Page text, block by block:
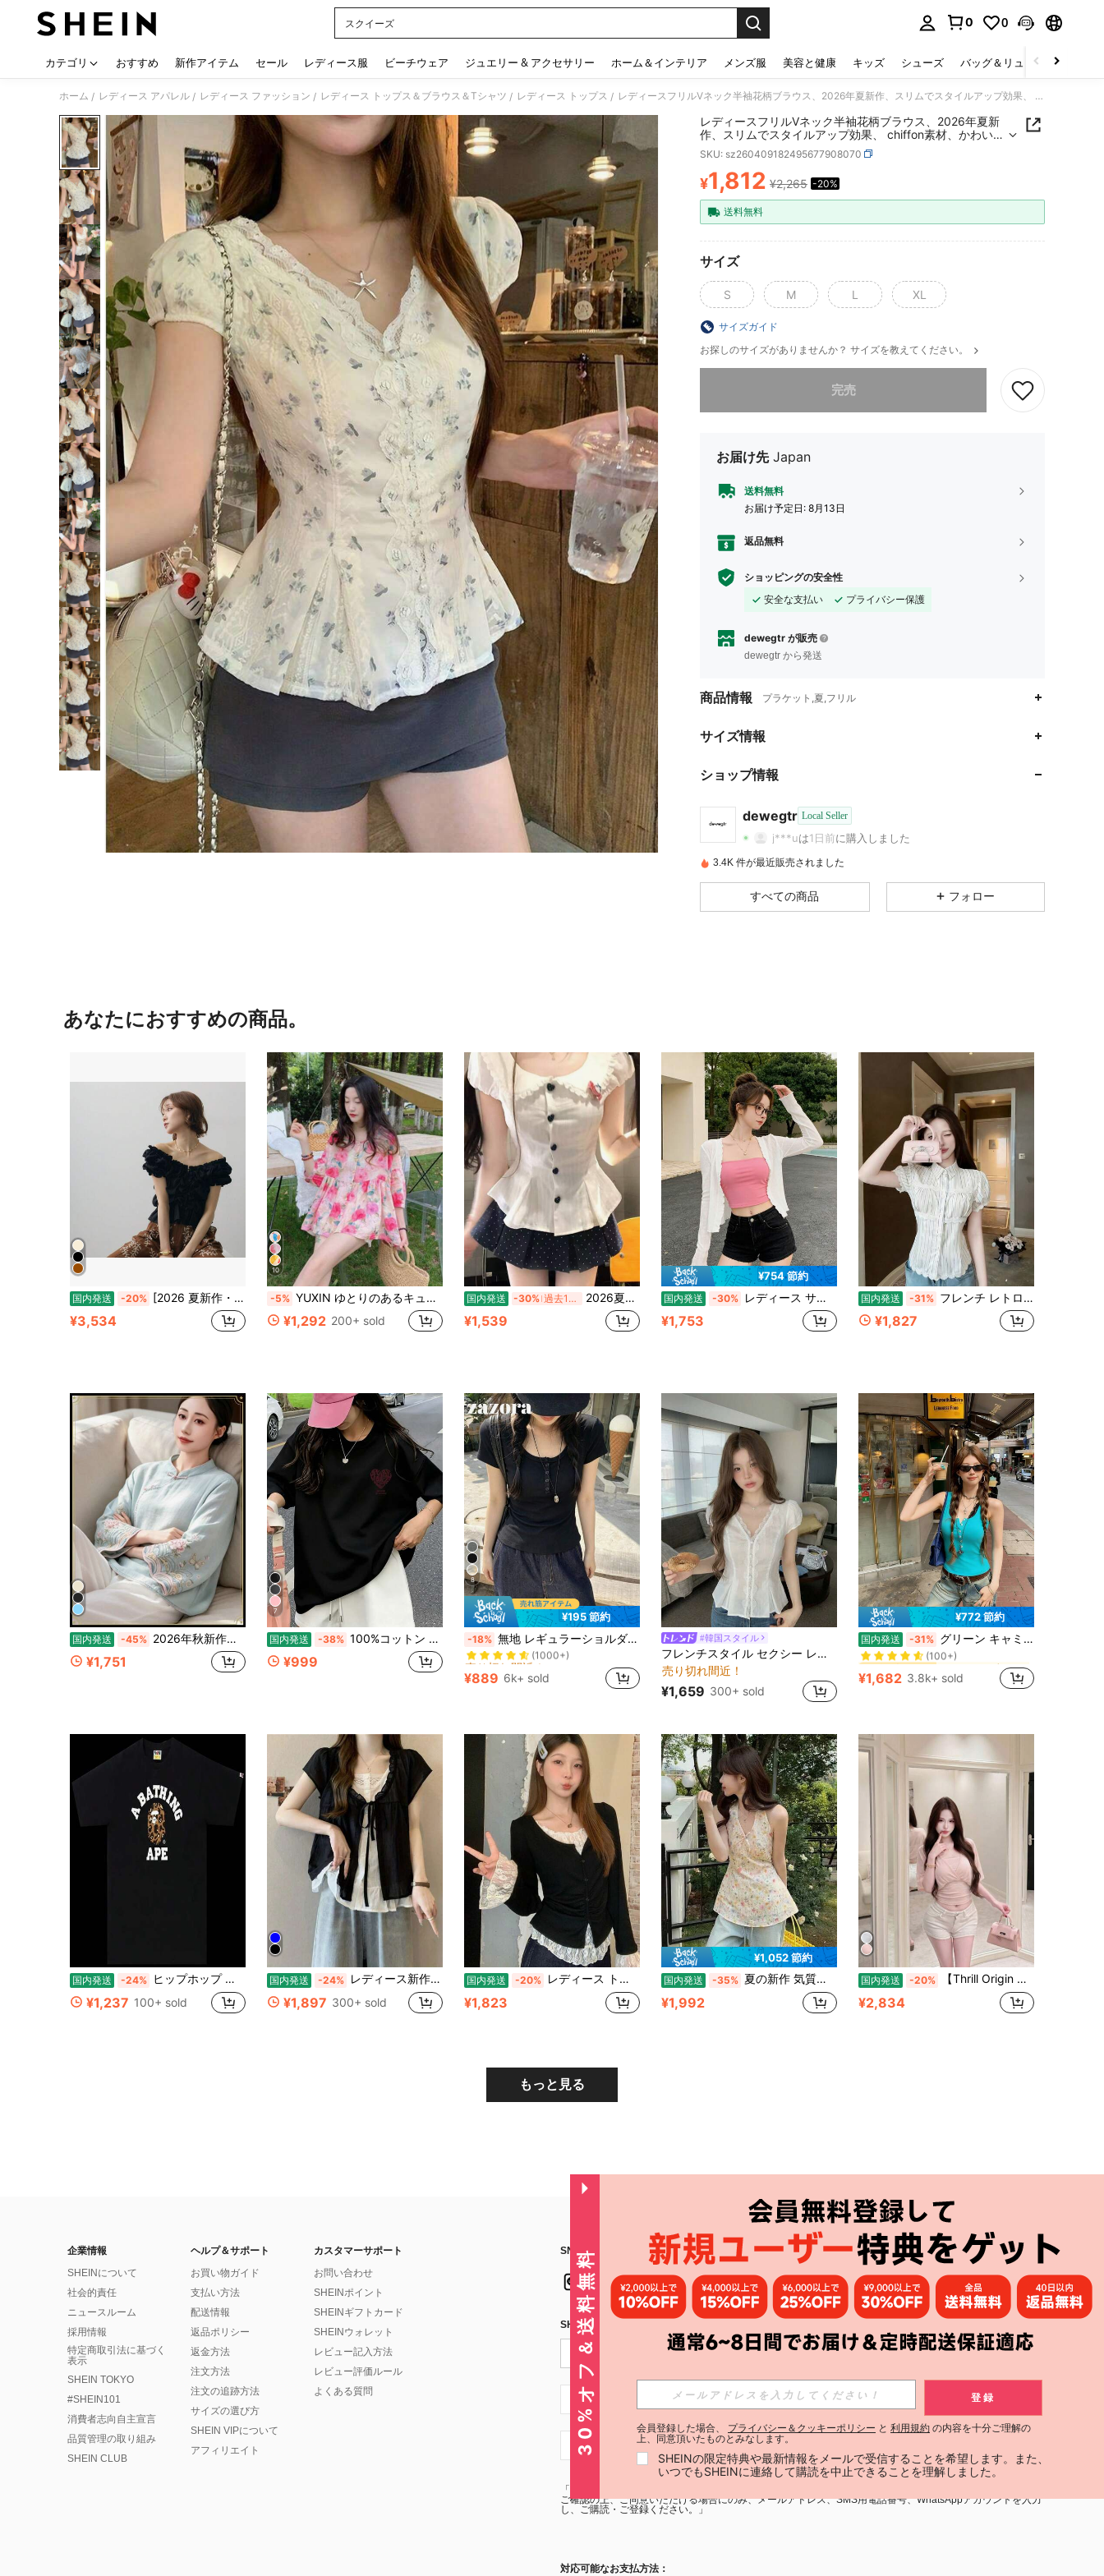
スクイーズ
0 0
カテゴリ おすすめ 新作アイテム セール レディース服 ビーチウェア ジュエリー & アクセサリー ホーム＆インテリア メンズ服 美容と健康 キッズ シューズ バッグ＆リュック
ホーム / レディース アパレル / レディース ファッション / レディース トップス＆ブラウス＆Tシャツ / レディース トップス / レディースフリルVネック半袖花柄ブラウス、2026年夏新作、スリムでスタイルアップ効果、 chiffon素材、かわいい、無地トップス
レディースフリルVネック半袖花柄ブラウス、2026年夏新
作、スリムでスタイルアップ効果、 chiffon素材、かわい
い、無地トップス
SKU: sz260409182495677908070
PRICE AND AVAILABILITY
¥1,812 ¥2,265 -20%
送料無料
サイズ
S M L XL
サイズガイド
お探しのサイズがありませんか？ サイズを教えてください。
完売
申し訳ありませんが、この商品は完売しました。
お届け先 Japan
送料無料
お届け予定日: 8月13日
返品無料
ショッピングの安全性
安全な支払い
プライバシー保護
dewegtr が販売
dewegtr から発送
商品情報 プラケット,夏,フリル
サイズ情報
ショップ情報
dewegtr Local Seller
231
j***uは1日前に購入しました
4.57 231
4.57 231
4.57 231
3.4K 件が最近販売されました
すべての商品 フォロー
あなたにおすすめの商品。
国内発送 -20% [2026 夏新作・リバーシブル 2 ウェイトップス]フリル V ネックパフスリーブレースブラウス 前後着回し可能レディースショート丈トップス 柔らか通気生地着心地快適カジュアル 上品セクシートレンディ清楚甘辛雰囲気お出かけブラウ
¥3,534
10
-5% YUXIN ゆとりのあるキュートな3/4袖ラウンドネックブラウス、ファッショナブルなコウモリ袖小花柄シャツ、夏春向け
¥1,292 200+ sold
国内発送 -30% 過去12時間 2026夏新作・甘めキュートスタイル ピーターパンカラーレースフリルハートボタン スリムフィットブラウス ウエストシェイプ着痩せ効果抜群 肌触り柔らかく通気性抜群着心地快適 デイリーカジュアルコーデに大活躍 おしゃれ万能
¥1,539
¥754 節約
国内発送 -30% レディース サマーカーディガン 白 長袖 UVカット ショート丈 シアーカーディガン 接触冷感 着痩せ フェミニン 韓国ファッション 夏 羽織り
¥1,753
国内発送 -31% フレンチ レトロ 純欲風 縦ストライプ レース切り替え 半袖トップス、甘くて可愛い、ウエスト引き締め＆スリム見え、パフスリーブ、上品、折り返し襟、ブラウス、デイリー、デート、春夏向け
¥1,827
国内発送 -45% 2026年秋新作：レディーストップス、新中国風、小さなスタンドカラー、中国結びボタン、ゆったりとしたフィット感、花柄刺繍、芸術的、レトロ、禅風、リゾートスタイル、春秋に最適
¥1,751
7
国内発送 -38% 100%コットン レディース半袖 夏服y2kスタイルトップ レディースカジュアルプリントTシャツ 春夏新作 ゆったり快適 韓国風トップス ス キャラクター tシャツ 国内発送
¥999
8
¥195 節約
-18% 無地 レギュラーショルダー 半袖Tシャツ レディース ラウンドネック スリムフィット 美シルエット 伸縮性 軽量 通気性 快適素材 夏用 万能 オールマッチ
売り切れ間近！
(1000+)
売り切れ間近！
(1000+)
売り切れ間近！
(1000+)
売り切れ間近！
¥889 6k+ sold
#韓国スタイル
フレンチスタイル セクシー レーストリミング Vネック ホロウアウトトップ、新作夏デザイン、スリムフィット、女性に似合うトップス。ホワイト
売り切れ間近！
¥1,659 300+ sold
¥772 節約
国内発送 -31% グリーン キャミトップス レディース 夏 韓国風 ノースリーブ 着痩せ タイトトップス 多巴胺カラー かわいい デートコーデ
#1 ベストセラー
に コットン 女性用トップス、ブラウス、Tシャツ
(100+)
#1 ベストセラー
(100+)
#1 ベストセラー
(100+)
#1 ベストセラー
に コットン 女性用トップス、ブラウス、Tシャツ
¥1,682 3.8k+ sold
国内発送 -24% ヒップホップ 桜柄プリント 半袖 サメ猿人Tシャツ、クルーネック カートゥーン柄 純綿トップス、ユニセックス ティーンエイジャースタイル (978)
¥1,237 100+ sold
国内発送 -24% レディース新作 フレンチヴィンテージ風レースパッチワーク 2ピース風トップス――Vネックにリボン装飾を施したゆったりとした夏用シャツ。ライトブルーとホワイトのコントラストが特徴のプレッピー風デザインで、おしゃれな着こなしが楽しめます。洗濯機で洗えるので、カジュアルからフォーマルな場面まで幅広くお使いいただけます。
¥1,897 300+ sold
国内発送 -20% レディース トップス カットソー ニット 長袖 フェイクレイヤード 重ね着風 レース切り替え シャーリング Uネック 着痩せ 細見え 骨格ウェーブ 韓国ファッション フレンチガーリー 量産型 デート 春 秋 ブラック
¥1,823
¥1,052 節約
国内発送 -35% 夏の新作 気質ウエスト絞り スリム見え 甘美 小众デザイン ハイネックVネック ノースリーブベスト レディース
¥1,992
国内発送 -20% 【Thrill Origin 専用】デザイン性配色重ね着 T シャツ バットスリーブシワウエストユニークスリムトップス
¥2,834
もっと見る
企業情報
SHEINについて
社会的責任
ニュースルーム
採用情報
特定商取引法に基づく
表示
SHEIN TOKYO
#SHEIN101
消費者志向自主宣言
品質管理の取り組み
SHEIN CLUB
ヘルプ＆サポート
お買い物ガイド
支払い方法
配送情報
返品ポリシー
返金方法
注文方法
注文の追跡方法
サイズの選び方
SHEIN VIPについて
アフィリエイト
カスタマーサポート
お問い合わせ
SHEINポイント
SHEINギフトカード
SHEINウォレット
レビュー記入方法
レビュー評価ルール
よくある質問
SNSフォローはこちら： アプリ
SHEIN STYLE NEWSを購読する
購読
JP + 81 登録する
JP + 81
「SHEIN STYLE NEWSの購読には「
ご確認の上、ご同意いただける場合にのみ、メールアドレス、SMS用電話番号、WhatsAppアカウントを入力
し、ご購読・ご登録ください。」
対応可能なお支払方法：
30%オフ＆送料無料 登録
会員登録した場合、 プライバシー＆クッキーポリシー と 利用規約 の内容を十分ご理解の
上、同意頂いたものとみなします。
SHEINの限定特典や最新情報をメールで受信することを希望します。また、
いつでもSHEINに連絡して購読を中止できることを理解しました。